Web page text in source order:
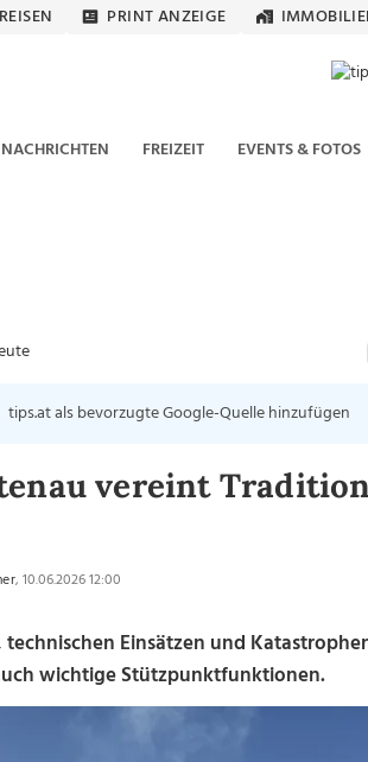
PRINT ANZEIGE
NACHRICHTEN FREIZEIT EVENTS & FOTOS
tips.at als bevorzugte Google-Quelle hinzufügen
vereint
, 10.06.2026 12:00
technischen Einsätzen und
wichtige Stützpunktfunktionen.